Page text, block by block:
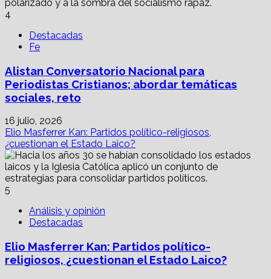
4
Destacadas
Fe
Alistan Conversatorio Nacional para
Periodistas Cristianos; abordar temáticas
sociales, reto
16 julio, 2026
Elio Masferrer Kan: Partidos político-religiosos,
¿cuestionan el Estado Laico?
5
Análisis y opinión
Destacadas
Elio Masferrer Kan: Partidos político-
religiosos, ¿cuestionan el Estado Laico?